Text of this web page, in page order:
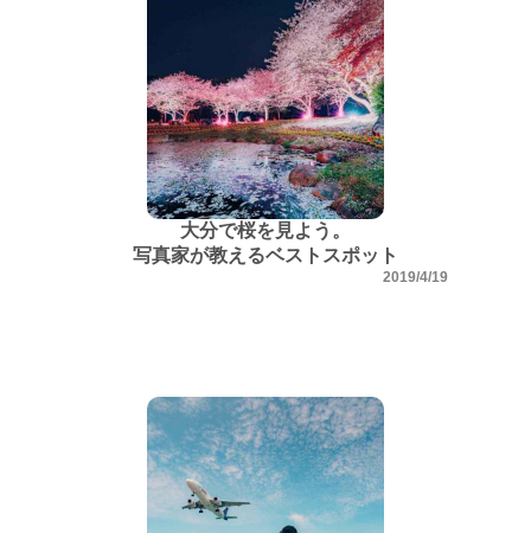
大分で桜を見よう。
写真家が教えるベストスポット
2019/4/19